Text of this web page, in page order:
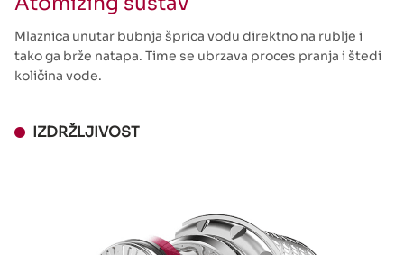
Mlaznica unutar bubnja šprica vodu direktno na rublje i
tako ga brže natapa. Time se ubrzava proces pranja i štedi
količina vode.
IZDRŽLJIVOST